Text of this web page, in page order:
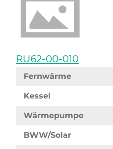
RU62-00-010
Fernwärme
Kessel
Wärmepumpe
BWW/Solar